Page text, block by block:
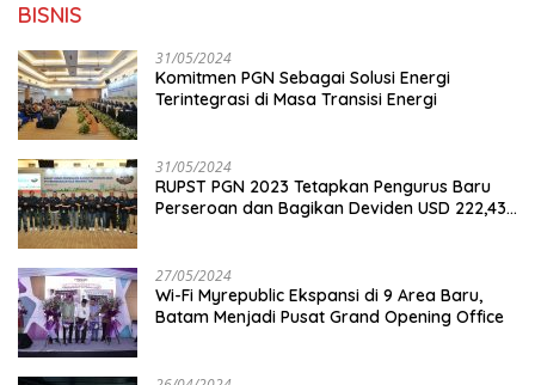
BISNIS
31/05/2024
Komitmen PGN Sebagai Solusi Energi
Terintegrasi di Masa Transisi Energi
31/05/2024
RUPST PGN 2023 Tetapkan Pengurus Baru
Perseroan dan Bagikan Deviden USD 222,43
27/05/2024
Wi-Fi Myrepublic Ekspansi di 9 Area Baru,
Batam Menjadi Pusat Grand Opening Office